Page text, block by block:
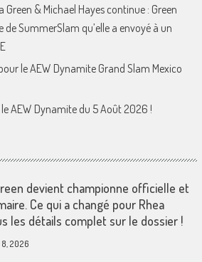
Green & Michael Hayes continue : Green
de SummerSlam qu’elle a envoyé à un
le AEW Dynamite Grand Slam Mexico
AEW Dynamite du 5 Août 2026 !
devient championne officielle et
Ce qui a changé pour Rhea
les détails complet sur le dossier !
2026